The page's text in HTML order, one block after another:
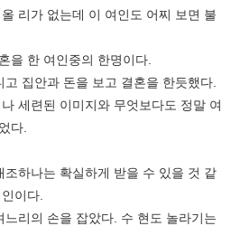
리가 없는데 이 여인도 어찌 보면 불
을 한 여인중의 한명이다.
집안과 돈을 보고 결혼을 한듯했다.
세련된 이미지와 무엇보다도 정말 여
다.
하나는 확실하게 받을 수 있을 것 같
이다.
리의 손을 잡았다. 수 현도 놀라기는